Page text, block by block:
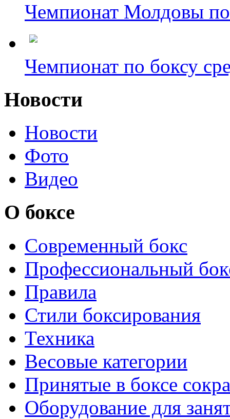
Чемпионат Молдовы
Чемпионат по боксу
Новости
Новости
Фото
Видео
О боксе
Современный бокс
Профессиональный
Правила
Стили боксирования
Техника
Весовые категории
Принятые в боксе
Оборудование для